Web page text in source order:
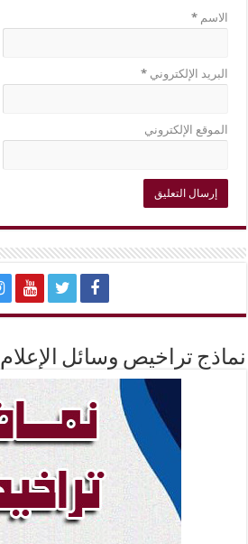
الاسم*
البريد الإلكتروني*
الموقع الإلكتروني
نماذج تراخيص وسائل الإعلام